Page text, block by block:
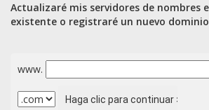
Actualizaré mis servidores de nombres
existente o registraré un nuevo
www.